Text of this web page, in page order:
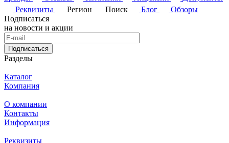
Реквизиты
Регион Поиск Блог
Обзоры
Подписаться
на новости и акции
Подписаться
Разделы
Каталог
Компания
О компании
Контакты
Информация
Реквизиты